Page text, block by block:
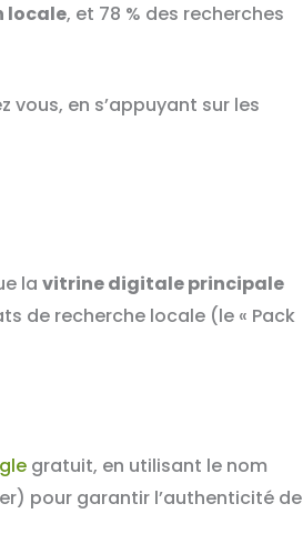
locale, et 78 % des recherches
en s’appuyant sur les
la vitrine digitale principale
de recherche locale (le « Pack
gratuit, en utilisant le nom
pour garantir l’authenticité de